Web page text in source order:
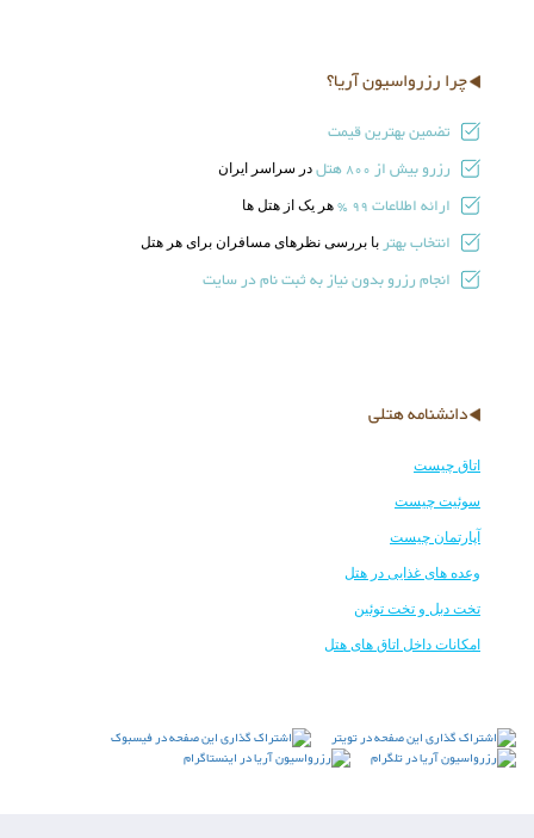
چرا رزرواسیون آریا؟
تضمین بهترین قیمت
رزرو بیش از 800 هتل در سراسر ایران
ارائه اطلاعات 99 % هر یک از هتل ها
انتخاب بهتر با بررسی نظرهای مسافران برای هر هتل
انجام رزرو بدون نیاز به ثبت نام در سایت
دانشنامه هتلی
اتاق چیست
سوئیت چیست
آپارتمان چیست
وعده های غذایی در هتل
تخت دبل و تخت توئین
امکانات داخل اتاق های هتل